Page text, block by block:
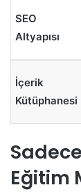
SEO
Altyapısı
İçerik
Kütüphanesi
Eğitim